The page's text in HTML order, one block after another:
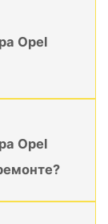
Opel
Opel